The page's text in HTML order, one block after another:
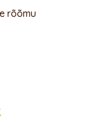
rõõmu